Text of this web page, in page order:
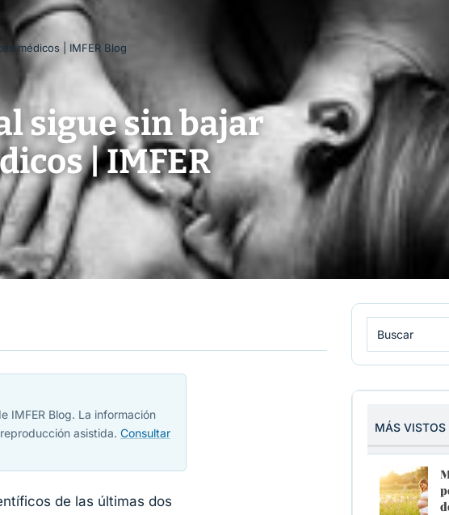
médicos | IMFER Blog
sigue sin bajar
| IMFER
IMFER Blog. La información
asistida. Consultar
de las últimas dos
MÁS VISTOS